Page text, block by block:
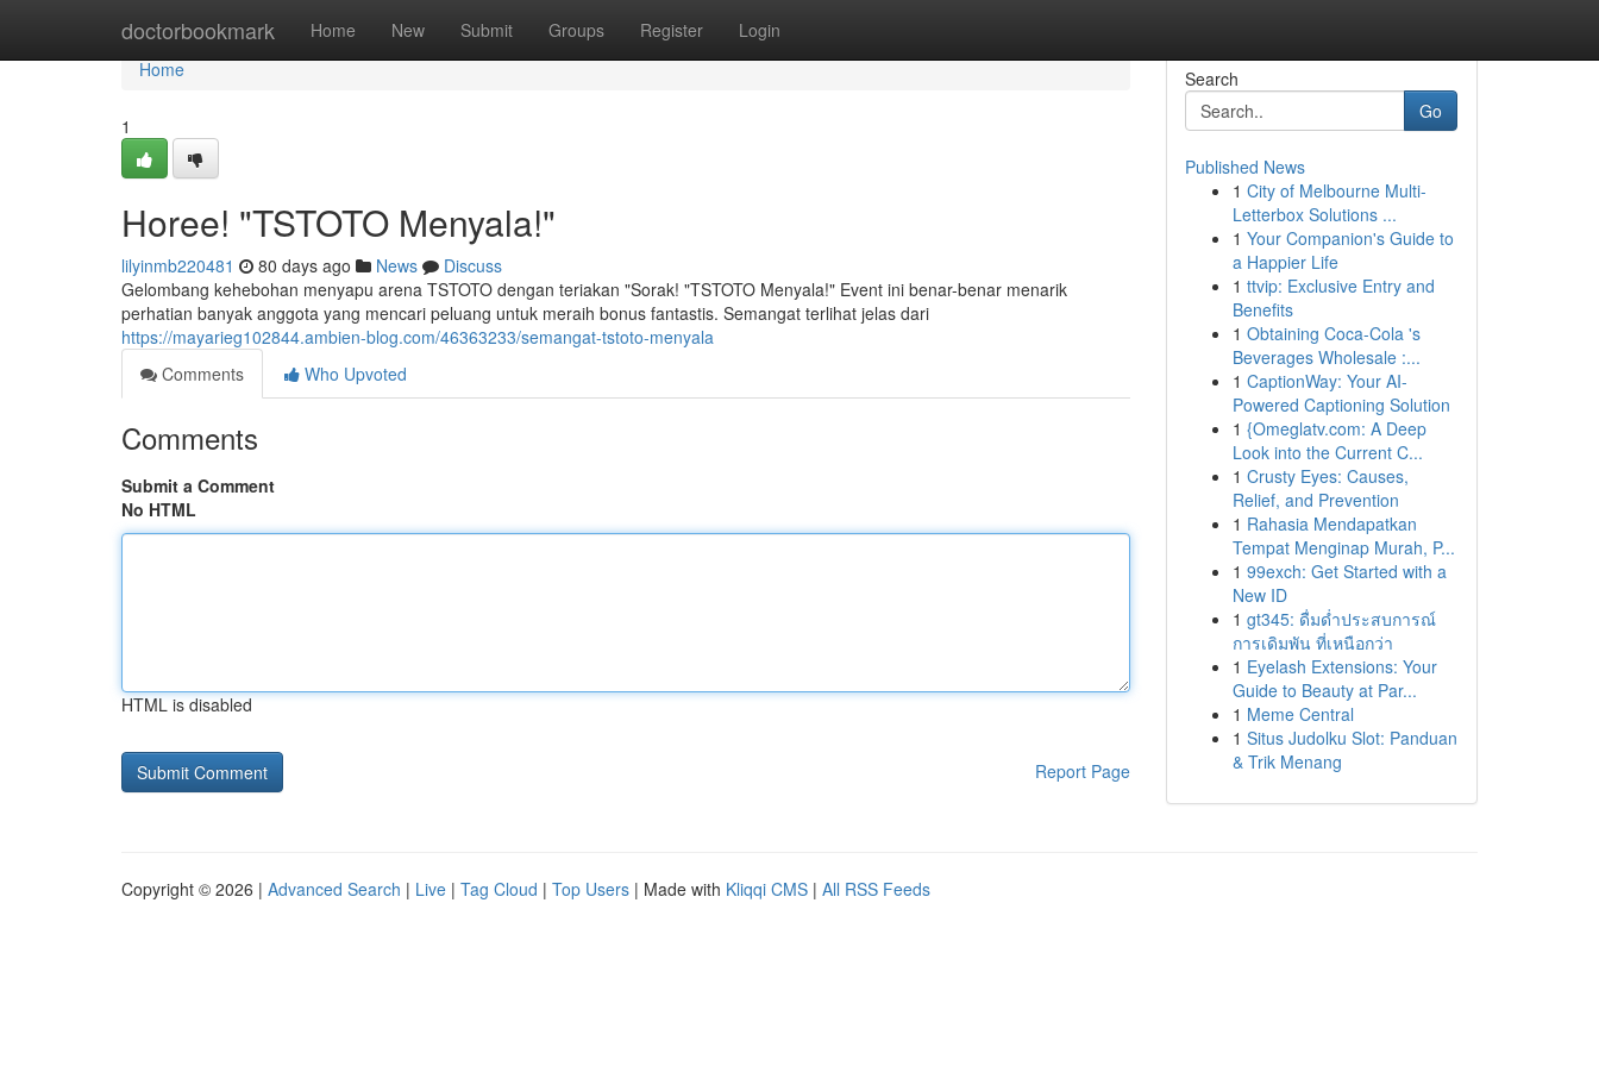
doctorbookmark Home New Submit Groups Register Login
Home
Home
1
Horee! "TSTOTO Menyala!"
lilyinmb220481 80 days ago News
Discuss
Gelombang kehebohan menyapu arena TSTOTO dengan teriakan "Sorak! "TSTOTO Menyala!" Event ini benar-benar menarik
perhatian banyak anggota yang mencari peluang untuk meraih bonus fantastis. Semangat terlihat jelas dari
https://mayarieg102844.ambien-blog.com/46363233/semangat-tstoto-menyala
Comments
Who Upvoted
Comments
Submit a Comment
No HTML
HTML is disabled
Report Page
Search
Go
Published News
1 City of Melbourne Multi-
Letterbox Solutions ...
1 Your Companion's Guide to
a Happier Life
1 ttvip: Exclusive Entry and
Benefits
1 Obtaining Coca-Cola 's
Beverages Wholesale :...
1 CaptionWay: Your AI-
Powered Captioning Solution
1 {Omeglatv.com: A Deep
Look into the Current C...
1 Crusty Eyes: Causes,
Relief, and Prevention
1 Rahasia Mendapatkan
Tempat Menginap Murah, P...
1 99exch: Get Started with a
New ID
1 gt345: ดื่มด่ำประสบการณ์
การเดิมพัน ที่เหนือกว่า
1 Eyelash Extensions: Your
Guide to Beauty at Par...
1 Meme Central
1 Situs Judolku Slot: Panduan
& Trik Menang
Copyright © 2026 | Advanced Search | Live | Tag Cloud | Top Users | Made with Kliqqi CMS | All RSS Feeds